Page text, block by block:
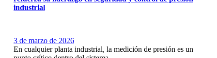
industrial
3 de marzo de 2026
En cualquier planta industrial, la medición de presión es un